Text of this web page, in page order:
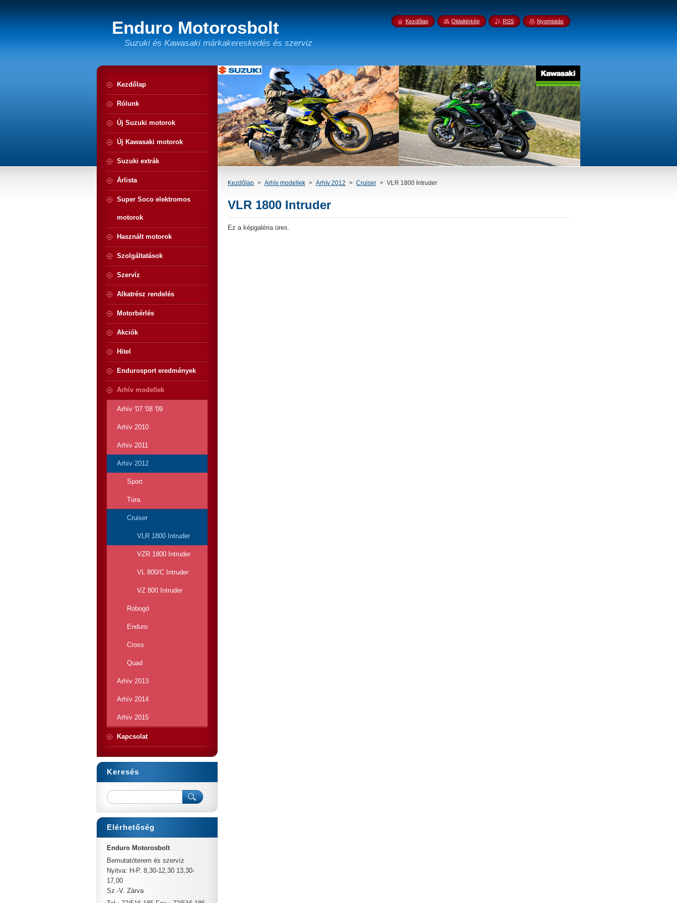
Enduro Motorosbolt
Suzuki és Kawasaki márkakereskedés és szerviz
Kezdőlap > Arhív modellek > Arhív 2012 > Cruiser > VLR 1800 Intruder
VLR 1800 Intruder
Ez a képgaléria üres.
Kezdőlap
Rólunk
Új Suzuki motorok
Új Kawasaki motorok
Suzuki extrák
Árlista
Super Soco elektromos
motorok
Használt motorok
Szolgáltatások
Szervíz
Alkatrész rendelés
Motorbérlés
Akciók
Hitel
Endurosport eredmények
Arhív modellek
Arhív '07 '08 '09
Arhív 2010
Arhív 2011
Arhív 2012
Sport
Túra
Cruiser
VLR 1800 Intruder
VZR 1800 Intruder
VL 800/C Intruder
VZ 800 Intruder
Robogó
Enduro
Cross
Quad
Arhív 2013
Arhív 2014
Arhív 2015
Kapcsolat
Keresés
Elérhetőség
Enduro Motorosbolt
Bemutatóterem és szervíz
Nyitva: H-P. 8,30-12,30 13,30-
17,00
Sz.-V. Zárva
Kezdőlap Oldaltérkép RSS Nyomtatás